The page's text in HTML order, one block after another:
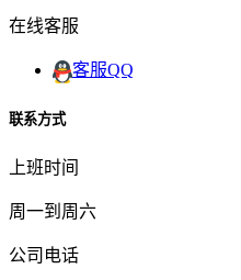
在线客服
客服QQ
联系方式
上班时间
周一到周六
公司电话